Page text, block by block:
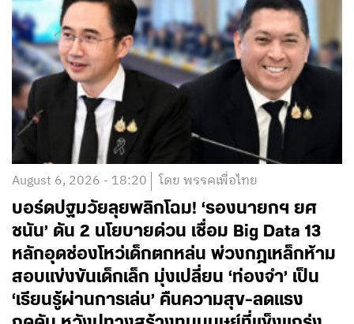
August 6, 2026 - 18:20 โดย พรรคเพื่อไทย
บอร์ดปฐมวัยลุยพลิกโฉม! ‘รองนายกฯ ยศ
ชนัน’ ดัน 2 นโยบายด่วน เชื่อม Big Data 13
หลักอุดช่องโหว่เด็กตกหล่น พ่วงกฎเหล็กห้าม
สอบแข่งขันเด็กเล็ก มุ่งเปลี่ยน ‘ท่องจำ’ เป็น
‘เรียนรู้ผ่านการเล่น’ คืนความสุข-ลดแรง